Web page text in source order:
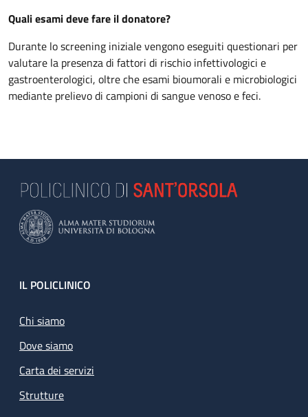
Quali esami deve fare il donatore?
Durante lo screening iniziale vengono eseguiti questionari per
valutare la presenza di fattori di rischio infettivologici e
gastroenterologici, oltre che esami bioumorali e microbiologici
mediante prelievo di campioni di sangue venoso e feci.
Footer
IL POLICLINICO
Chi siamo
Dove siamo
Carta dei servizi
Strutture